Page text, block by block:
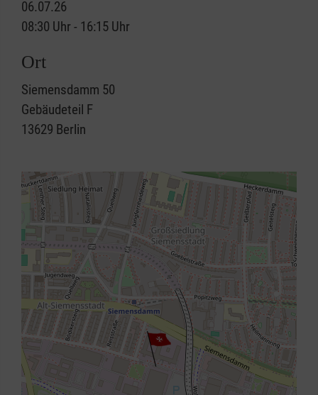
06.07.26
08:30 Uhr - 16:15 Uhr
Ort
Siemensdamm 50
Gebäudeteil F
13629 Berlin